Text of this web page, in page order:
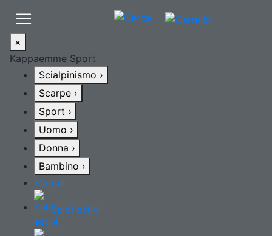
×
Kappaemme Sport
Scialpinismo ›
Scarpe ›
Sport ›
Uomo ›
Donna ›
Bambino ›
Marchi
Saldi estivi